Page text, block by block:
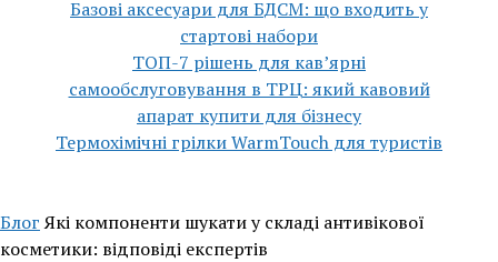
Базові аксесуари для БДСМ: що входить у
стартові набори
ТОП-7 рішень для кавʼярні
самообслуговування в ТРЦ: який кавовий
апарат купити для бізнесу
Термохімічні грілки WarmTouch для туристів
Блог Які компоненти шукати у складі антивікової
косметики: відповіді експертів